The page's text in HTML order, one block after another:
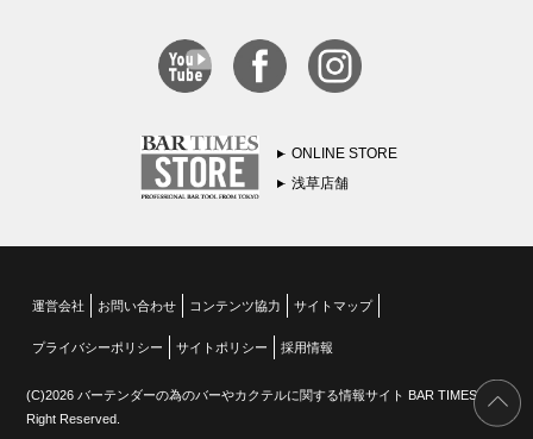
ONLINE STORE
浅草店舗
運営会社 お問い合わせ コンテンツ協力 サイトマップ
プライバシーポリシー サイトポリシー 採用情報
(C)2026 バーテンダーの為のバーやカクテルに関する情報サイト BAR TIMES All
Right Reserved.